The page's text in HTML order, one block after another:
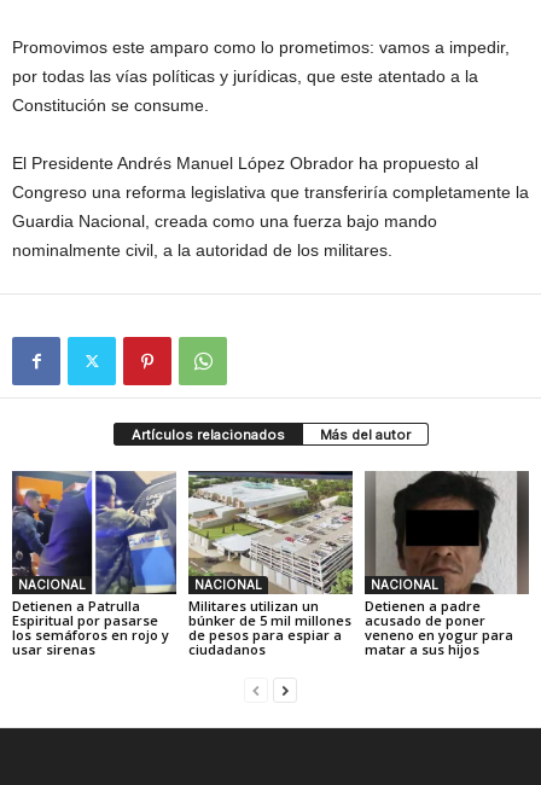
Promovimos este amparo como lo prometimos: vamos a impedir,
por todas las vías políticas y jurídicas, que este atentado a la
Constitución se consume.
El Presidente Andrés Manuel López Obrador ha propuesto al
Congreso una reforma legislativa que transferiría completamente la
Guardia Nacional, creada como una fuerza bajo mando
nominalmente civil, a la autoridad de los militares.
Artículos relacionados Más del autor
NACIONAL
Detienen a Patrulla
Espiritual por pasarse
los semáforos en rojo y
usar sirenas
NACIONAL
Militares utilizan un
búnker de 5 mil millones
de pesos para espiar a
ciudadanos
NACIONAL
Detienen a padre
acusado de poner
veneno en yogur para
matar a sus hijos